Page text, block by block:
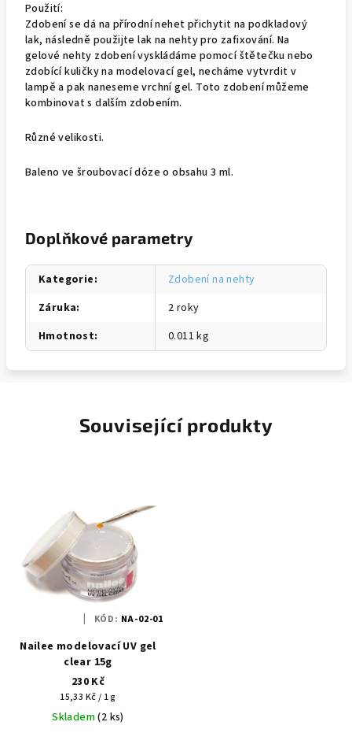
Použití:
Zdobení se dá na přírodní nehet přichytit na podkladový
lak, následně použijte lak na nehty pro zafixování. Na
gelové nehty zdobení vyskládáme pomocí štětečku nebo
zdobící kuličky na modelovací gel, necháme vytvrdit v
lampě a pak naneseme vrchní gel. Toto zdobení můžeme
kombinovat s dalším zdobením.
Různé velikosti.
Baleno ve šroubovací dóze o obsahu 3 ml.
Doplňkové parametry
Kategorie:
Zdobení na nehty
Záruka:
2 roky
Hmotnost: 0.011 kg
Související produkty
Nailee modelovací UV gel
clear 15g
230 Kč
Měrná
cena:
15,33 Kč / 1 g
Skladem(2 ks)
KÓD: NA-02-01